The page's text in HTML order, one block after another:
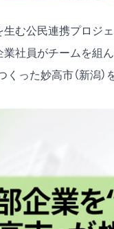
む公民連携プロジェ
業社員がチームを組
った妙高市（新潟）